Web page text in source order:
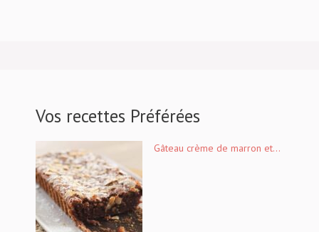
Vos recettes Préférées
Gâteau crème de marron et...